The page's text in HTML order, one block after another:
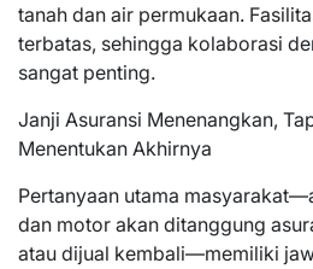
tanah dan air permukaan.
terbatas, sehingga kolaborasi
sangat penting.
Janji Asuransi Menenangkan,
Menentukan Akhirnya
Pertanyaan utama
dan motor akan ditanggung
atau dijual kembali—memiliki